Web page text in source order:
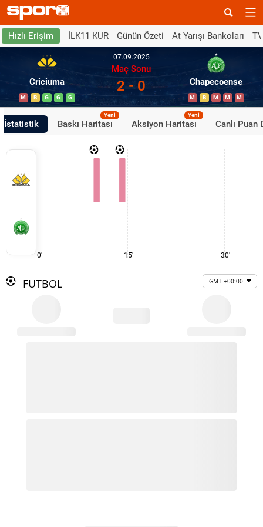
Hızlı Erişim İLK11 KUR Günün Özeti At Yarışı Bankoları
Criciuma
M B G G G
07.09.2025
Maç Sonu
2 - 0 Chapecoense
M B M M M
İstatistik Baskı Haritası
Yeni
Aksiyon Haritası
Yeni
Canlı Puan
0' 15' 30'
FUTBOL GMT +00:00